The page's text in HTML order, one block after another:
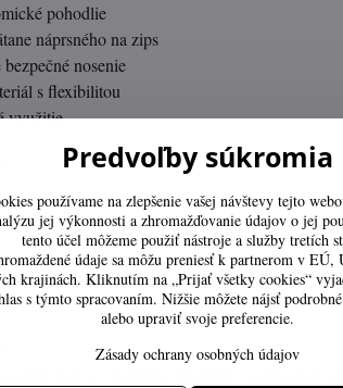
pohodlie
náprsného na zips
nosenie
s flexibilitou
využitie
fleece Ezeecool
povrchom
dĺžke
prácu v exteriéri, športové a
Predvoľby súkromia
používame na zlepšenie vašej návštevy tejto
jej výkonnosti a zhromažďovanie údajov o jej
tento účel môžeme použiť nástroje a služby tretích
údaje sa môžu preniesť k partnerom v EÚ,
krajinách. Kliknutím na „Prijať všetky cookies“
s týmto spracovaním. Nižšie môžete nájsť
alebo upraviť svoje preferencie.
Zásady ochrany osobných údajov